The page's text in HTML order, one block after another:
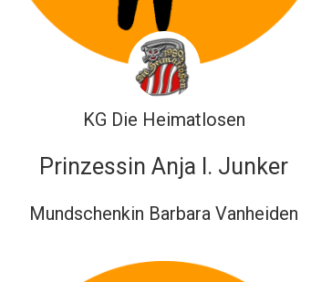
KG Die Heimatlosen
Prinzessin Anja I. Junker
Mundschenkin Barbara Vanheiden